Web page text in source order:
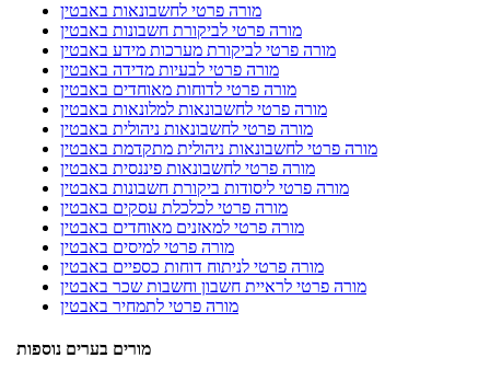
מורה פרטי לחשבונאות באבטין
מורה פרטי לביקורת חשבונות באבטין
מורה פרטי לביקורת מערכות מידע באבטין
מורה פרטי לבעיות מדידה באבטין
מורה פרטי לדוחות מאוחדים באבטין
מורה פרטי לחשבונאות למלונאות באבטין
מורה פרטי לחשבונאות ניהולית באבטין
מורה פרטי לחשבונאות ניהולית מתקדמת באבטין
מורה פרטי לחשבונאות פיננסית באבטין
מורה פרטי ליסודות ביקורת חשבונות באבטין
מורה פרטי לכלכלת עסקים באבטין
מורה פרטי למאזנים מאוחדים באבטין
מורה פרטי למיסים באבטין
מורה פרטי לניתוח דוחות כספיים באבטין
מורה פרטי לראיית חשבון וחשבות שכר באבטין
מורה פרטי לתמחיר באבטין
מורים בערים נוספות